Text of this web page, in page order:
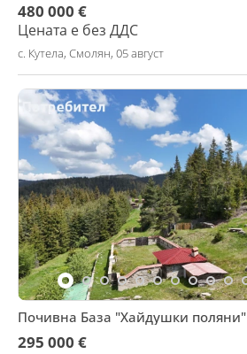
480 000 €
Цената е без ДДС
с. Кутела, Смолян, 05 август
Почивна База "Хайдушки поляни"
295 000 €